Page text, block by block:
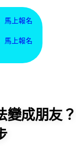
馬上報名
馬上報名
變成朋友？